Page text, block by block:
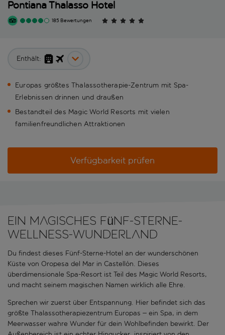
Pontiana Thalasso Hotel
185 Bewertungen
Enthält:
Europas größtes Thalassotherapie-Zentrum mit Spa-
Erlebnissen drinnen und draußen
Bestandteil des Magic World Resorts mit vielen
familienfreundlichen Attraktionen
Verfügbarkeit prüfen
Ein magisches Fünf-Sterne-
Wellness-Wunderland
Du findest dieses Fünf-Sterne-Hotel an der wunderschönen
Küste von Oropesa del Mar in Castellón. Dieses
überdimensionale Spa-Resort ist Teil des Magic World Resorts,
und macht seinem magischen Namen wirklich alle Ehre.
Sprechen wir zuerst über Entspannung. Hier befindet sich das
größte Thalassotherapiezentrum Europas – ein Spa, in dem
Meerwasser wahre Wunder für dein Wohlbefinden bewirkt. Der